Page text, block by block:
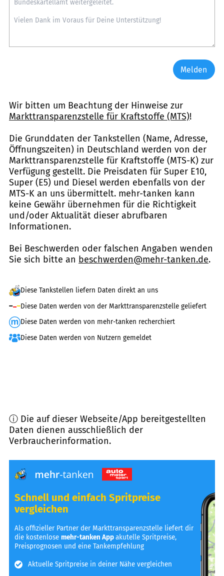
Melden
Wir bitten um Beachtung der Hinweise zur
Markttransparenzstelle für Kraftstoffe (MTS)!
Die Grunddaten der Tankstellen (Name, Adresse,
Öffnungszeiten) in Deutschland werden von der
Markttransparenzstelle für Kraftstoffe (MTS-K) zur
Verfügung gestellt. Die Preisdaten für Super E10,
Super (E5) und Diesel werden ebenfalls von der
MTS-K an uns übermittelt. mehr-tanken kann
keine Gewähr übernehmen für die Richtigkeit
und/oder Aktualität dieser abrufbaren
Informationen.
Bei Beschwerden oder falschen Angaben wenden
Sie sich bitte an beschwerden@mehr-tanken.de.
Diese Tankstellen liefern Daten direkt an uns
Diese Daten werden von der Markttransparenzstelle geliefert
Diese Daten werden von mehr-tanken recherchiert
Diese Daten werden von Nutzern gemeldet
ⓘ Die auf dieser Webseite/App bereitgestellten
Daten dienen ausschließlich der
Verbraucherinformation.
Schnell und einfach Spritpreise
vergleichen
Als offizieller Partner der Markttransparenzstelle liefert dir
die kostenlosemehr-tanken Appakutelle Spritpreise,
Preisprognosen und eine Tankempfehlung
Aktuelle Spritpreise in deiner Nähe vergleichen